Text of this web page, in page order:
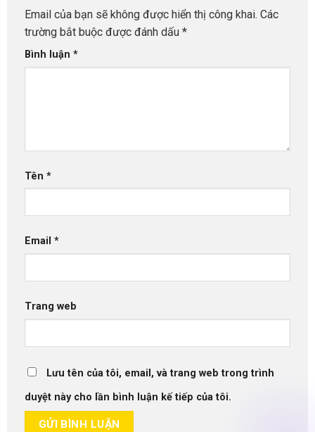
Email của bạn sẽ không được hiển thị công khai. Các
trường bắt buộc được đánh dấu *
Bình luận *
Tên *
Email *
Trang web
Lưu tên của tôi, email, và trang web trong trình
duyệt này cho lần bình luận kế tiếp của tôi.